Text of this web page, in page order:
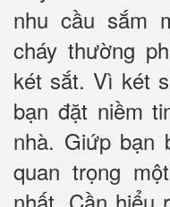
nhu cầu sắm
cháy thường
két sắt. Vì két
bạn đặt niềm
nhà. Giứp bạn
quan trọng